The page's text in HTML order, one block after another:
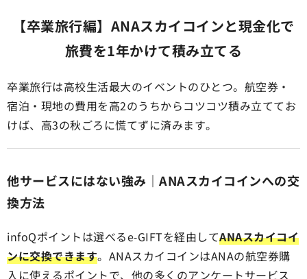
【卒業旅行編】ANAスカイコインと現金化で
旅費を1年かけて積み立てる
卒業旅行は高校生活最大のイベントのひとつ。航空券・
宿泊・現地の費用を高2のうちからコツコツ積み立ててお
けば、高3の秋ごろに慌てずに済みます。
他サービスにはない強み｜ANAスカイコインへの交
換方法
infoQポイントは選べるe-GIFTを経由してANAスカイコイ
ンに交換できます。ANAスカイコインはANAの航空券購
入に使えるポイントで、他の多くのアンケートサービス